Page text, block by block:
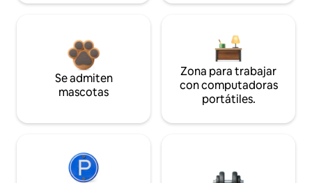
Se admiten
mascotas
Zona para trabajar
con computadoras
portátiles.